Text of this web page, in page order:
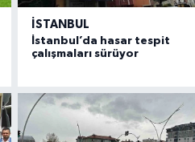
İSTANBUL
İstanbul’da hasar tespit
çalışmaları sürüyor